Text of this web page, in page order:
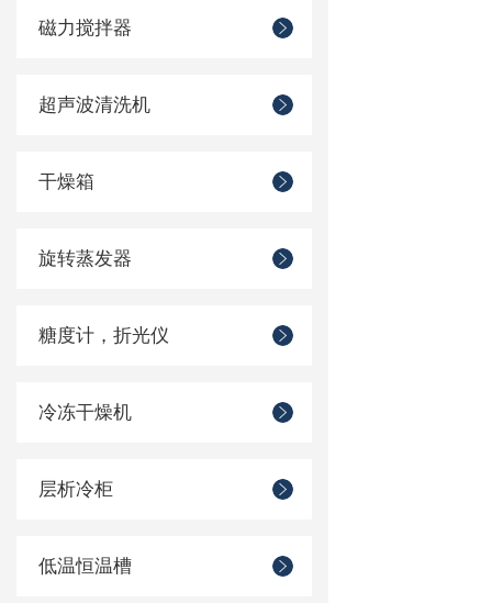
磁力搅拌器
超声波清洗机
干燥箱
旋转蒸发器
糖度计，折光仪
冷冻干燥机
层析冷柜
低温恒温槽